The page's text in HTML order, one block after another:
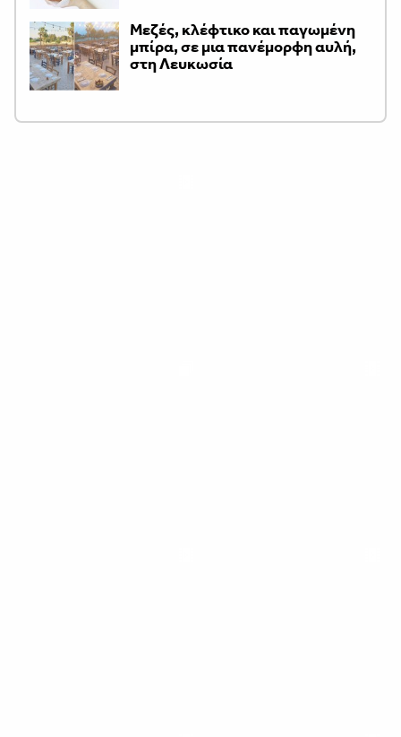
Μεζές, κλέφτικο και παγωμένη
μπίρα, σε μια πανέμορφη αυλή,
στη Λευκωσία